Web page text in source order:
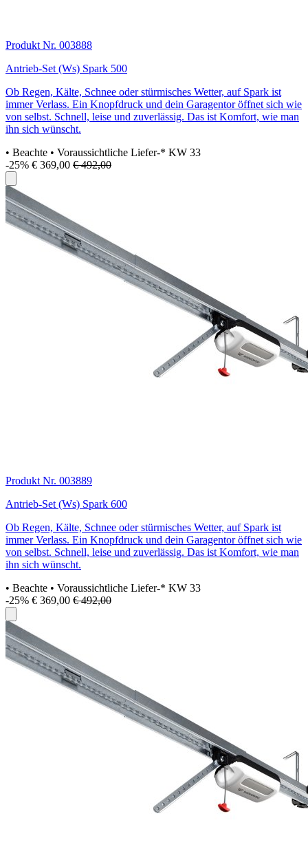
Produkt Nr. 003888
Antrieb-Set (Ws) Spark 500
Ob Regen, Kälte, Schnee oder stürmisches Wetter, auf Spark ist
immer Verlass. Ein Knopfdruck und dein Garagentor öffnet sich wie
von selbst. Schnell, leise und zuverlässig. Das ist Komfort, wie man
ihn sich wünscht.
• Beachte • Voraussichtliche Liefer-* KW 33
-25% € 369,00 € 492,00
Produkt Nr. 003889
Antrieb-Set (Ws) Spark 600
Ob Regen, Kälte, Schnee oder stürmisches Wetter, auf Spark ist
immer Verlass. Ein Knopfdruck und dein Garagentor öffnet sich wie
von selbst. Schnell, leise und zuverlässig. Das ist Komfort, wie man
ihn sich wünscht.
• Beachte • Voraussichtliche Liefer-* KW 33
-25% € 369,00 € 492,00